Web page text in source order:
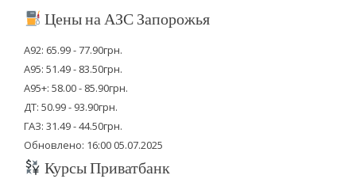
Цены на АЗС Запорожья
А92: 65.99 - 77.90грн.
А95: 51.49 - 83.50грн.
А95+: 58.00 - 85.90грн.
ДТ: 50.99 - 93.90грн.
ГАЗ: 31.49 - 44.50грн.
Обновлено: 16:00 05.07.2025
Курсы Приватбанк